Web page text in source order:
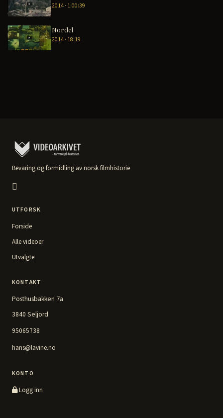
2014 · 1:00:39
Nordel
2014 · 18:19
Bevaring og formidling av norsk filmhistorie
UTFORSK
Forside
Alle videoer
Utvalgte
KONTAKT
Posthusbakken 7a
3840 Seljord
95065738
hans@lavine.no
KONTO
Logg inn